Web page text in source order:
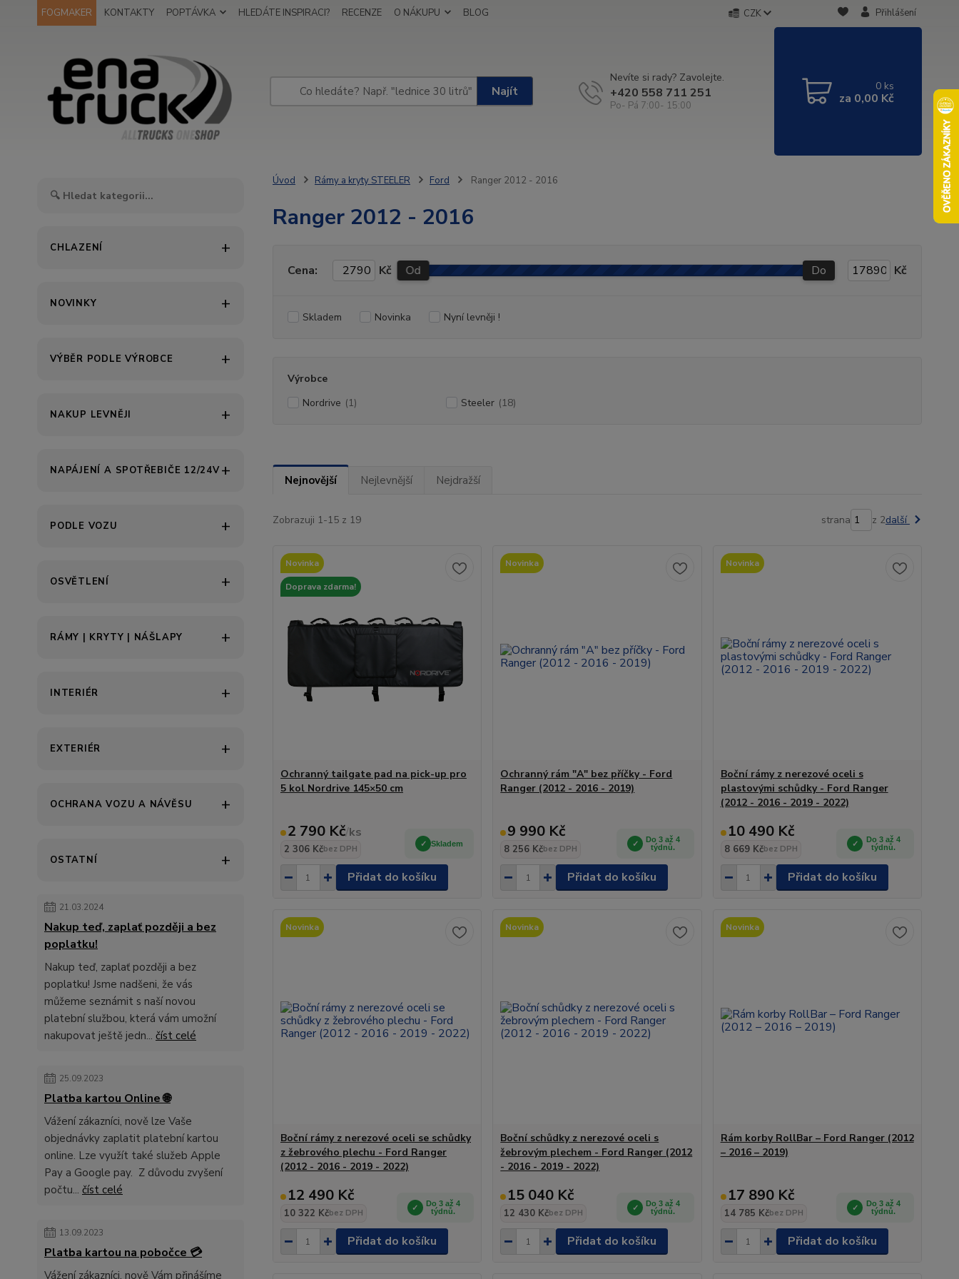
FOGMAKER KONTAKTY POPTÁVKA HLEDÁTE INSPIRACI? RECENZE O NÁKUPU BLOG CZK Přihlášení
Najít
Nevíte si rady? Zavolejte.
+420 558 711 251
Po- Pá 7:00- 15:00
0 ks
za 0,00 Kč
CHLAZENÍ
NOVINKY
VÝBĚR PODLE VÝROBCE
NAKUP LEVNĚJI
NAPÁJENÍ A SPOTŘEBIČE 12/24V
PODLE VOZU
OSVĚTLENÍ
RÁMY | KRYTY | NÁŠLAPY
INTERIÉR
EXTERIÉR
OCHRANA VOZU A NÁVĚSU
OSTATNÍ
21.03.2024
Nakup teď, zaplať později a bez
poplatku!
Nakup teď, zaplať později a bez
poplatku! Jsme nadšeni, že vás
můžeme seznámit s naší novou
platební službou, která vám umožní
nakupovat ještě jedn... číst celé
25.09.2023
Platba kartou Online 🌐
Vážení zákazníci, nově lze Vaše
objednávky zaplatit platební kartou
online. Lze využít také služeb Apple
Pay a Google pay. Z důvodu zvyšení
počtu... číst celé
13.09.2023
Platba kartou na pobočce 💳
Vážení zákazníci, nově Vám přinášíme
Úvod Rámy a kryty STEELER Ford Ranger 2012 - 2016
Ranger 2012 - 2016
Cena: Kč Od Do Kč
Skladem Novinka Nyní levněji !
Výrobce
Nordrive (1) Steeler (18)
Nejnovější Nejlevnější Nejdražší
Zobrazuji 1-15 z 19 strana z 2další
Novinka
Doprava zdarma!
Ochranný tailgate pad na pick-up pro
5 kol Nordrive 145×50 cm
2 790 Kč/ks
2 306 Kčbez DPH
Skladem
Přidat do košíku
Novinka
Ochranný rám "A" bez příčky - Ford
Ranger (2012 - 2016 - 2019)
9 990 Kč
8 256 Kčbez DPH
Do 3 až 4
týdnů.
Přidat do košíku
Novinka
Boční rámy z nerezové oceli s
plastovými schůdky - Ford Ranger
(2012 - 2016 - 2019 - 2022)
10 490 Kč
8 669 Kčbez DPH
Do 3 až 4
týdnů.
Přidat do košíku
Novinka
Boční rámy z nerezové oceli se schůdky
z žebrového plechu - Ford Ranger
(2012 - 2016 - 2019 - 2022)
12 490 Kč
10 322 Kčbez DPH
Do 3 až 4
týdnů.
Přidat do košíku
Novinka
Boční schůdky z nerezové oceli s
žebrovým plechem - Ford Ranger (2012
- 2016 - 2019 - 2022)
15 040 Kč
12 430 Kčbez DPH
Do 3 až 4
týdnů.
Přidat do košíku
Novinka
Rám korby RollBar – Ford Ranger (2012
– 2016 – 2019)
17 890 Kč
14 785 Kčbez DPH
Do 3 až 4
týdnů.
Přidat do košíku